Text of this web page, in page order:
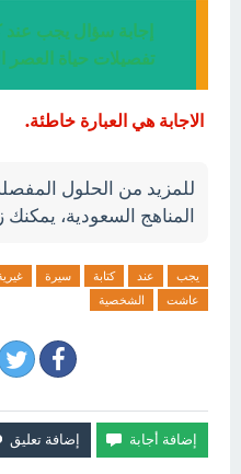
إجابة سؤال يجب عند
تفصيلات حياة
الاجابة هي العبارة خاطئة.
للمزيد من الحلول
المناهج السعودية، يمكنك
يجب عند كتابة سيرة
عاشت
الشخصية